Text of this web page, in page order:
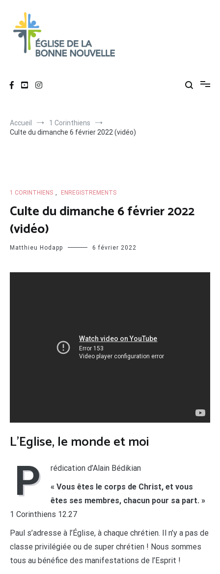
contenu
Accueil
1 Corinthiens
Culte du dimanche 6 février 2022 (vidéo)
1 CORINTHIENS , ENREGISTREMENTS
Culte du dimanche 6 février 2022
(vidéo)
Matthieu Hodapp 6 février 2022
L’Eglise, le monde et moi
P
rédication d’Alain Bédikian
« Vous êtes le corps de Christ, et vous
êtes ses membres, chacun pour sa part. »
1 Corinthiens 12.27
Paul s’adresse à l’Église, à chaque chrétien. Il n’y a pas de
classe privilégiée ou de super chrétien ! Nous sommes
tous au bénéfice des manifestations de l’Esprit !